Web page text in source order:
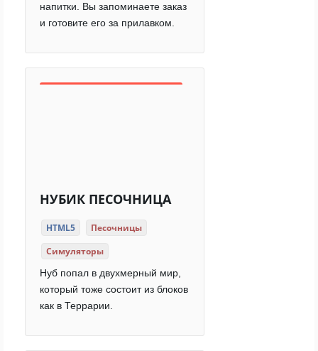
напитки. Вы запоминаете заказ
и готовите его за прилавком.
НУБИК ПЕСОЧНИЦА
HTML5
Песочницы
Симуляторы
Нуб попал в двухмерный мир,
который тоже состоит из блоков
как в Террарии.